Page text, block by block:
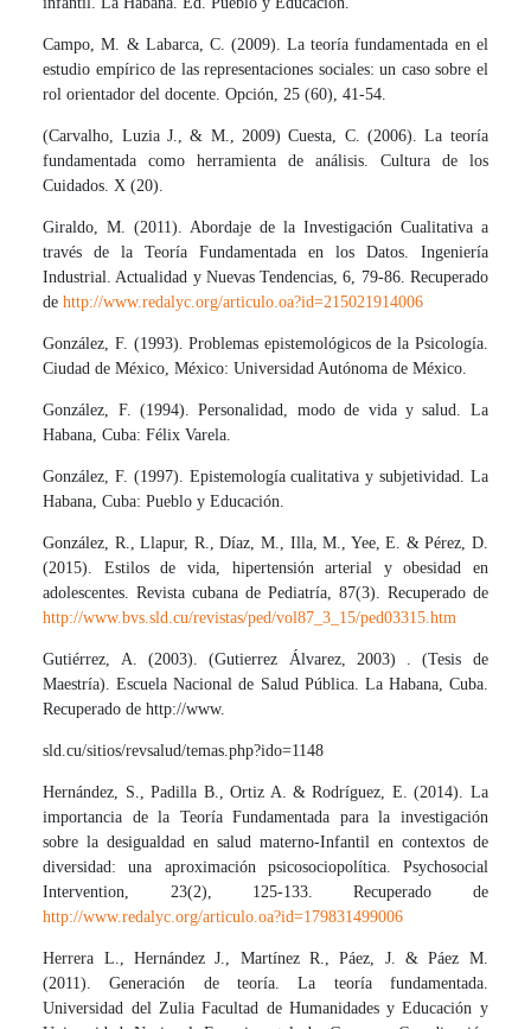
Campo, M. & Labarca, C. (2009). La teoría fundamentada en el
estudio empírico de las representaciones sociales: un caso sobre el
rol orientador del docente. Opción, 25 (60), 41-54.
(Carvalho, Luzia J., & M., 2009) Cuesta, C. (2006). La teoría
fundamentada como herramienta de análisis. Cultura de los
Cuidados. X (20).
Giraldo, M. (2011). Abordaje de la Investigación Cualitativa a
través de la Teoría Fundamentada en los Datos. Ingeniería
Industrial. Actualidad y Nuevas Tendencias, 6, 79-86. Recuperado
dehttp://www.redalyc.org/articulo.oa?id=215021914006
González, F. (1993). Problemas epistemológicos de la Psicología.
Ciudad de México, México: Universidad Autónoma de México.
González, F. (1994). Personalidad, modo de vida y salud. La
Habana, Cuba: Félix Varela.
González, F. (1997). Epistemología cualitativa y subjetividad. La
Habana, Cuba: Pueblo y Educación.
González, R., Llapur, R., Díaz, M., Illa, M., Yee, E. & Pérez, D.
(2015). Estilos de vida, hipertensión arterial y obesidad en
adolescentes. Revista cubana de Pediatría, 87(3). Recuperado de
http://www.bvs.sld.cu/revistas/ped/vol87_3_15/ped03315.htm
Gutiérrez, A. (2003). (Gutierrez Álvarez, 2003) . (Tesis de
Maestría). Escuela Nacional de Salud Pública. La Habana, Cuba.
Recuperado de http://www.
sld.cu/sitios/revsalud/temas.php?ido=1148
Hernández, S., Padilla B., Ortiz A. & Rodríguez, E. (2014). La
importancia de la Teoría Fundamentada para la investigación
sobre la desigualdad en salud materno-Infantil en contextos de
diversidad: una aproximación psicosociopolítica. Psychosocial
Intervention, 23(2), 125-133. Recuperado de
http://www.redalyc.org/articulo.oa?id=179831499006
Herrera L., Hernández J., Martínez R., Páez, J. & Páez M.
(2011). Generación de teoría. La teoría fundamentada.
Universidad del Zulia Facultad de Humanidades y Educación y